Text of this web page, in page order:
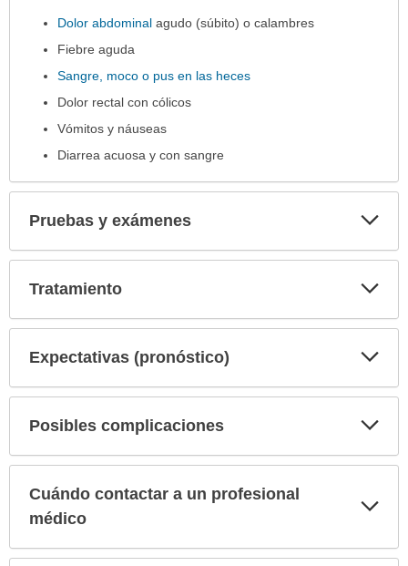
Dolor abdominal agudo (súbito) o calambres
Fiebre aguda
Sangre, moco o pus en las heces
Dolor rectal con cólicos
Vómitos y náuseas
Diarrea acuosa y con sangre
Pruebas y exámenes
Tratamiento
Expectativas (pronóstico)
Posibles complicaciones
Cuándo contactar a un profesional
médico